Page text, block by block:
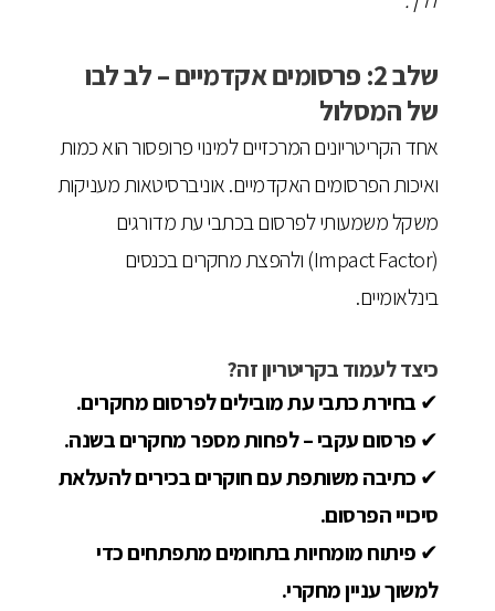
שלב 2: פרסומים אקדמיים – לב לבו
של המסלול
אחד הקריטריונים המרכזיים למינוי פרופסור הוא כמות
ואיכות הפרסומים האקדמיים. אוניברסיטאות מעניקות
משקל משמעותי לפרסום בכתבי עת מדורגים
(Impact Factor) ולהפצת מחקרים בכנסים
בינלאומיים.
כיצד לעמוד בקריטריון זה?
✔ בחירת כתבי עת מובילים לפרסום מחקרים.
✔ פרסום עקבי – לפחות מספר מחקרים בשנה.
✔ כתיבה משותפת עם חוקרים בכירים להעלאת
סיכויי הפרסום.
✔ פיתוח מומחיות בתחומים מתפתחים כדי
למשוך עניין מחקרי.